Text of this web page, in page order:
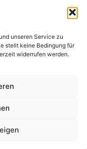
unseren Service zu
stellt keine Bedingung für
widerrufen werden.